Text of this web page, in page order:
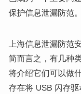
保护信息泄漏防范。
上海信息泄漏防范
简而言之，有几种
将介绍它们可以做
存在将 USB 闪存